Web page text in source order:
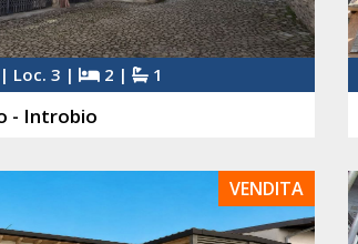
Loc. 3 | 2 | 1
- Introbio
VENDITA